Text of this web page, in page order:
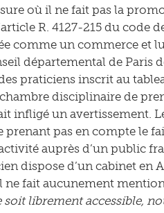
où il ne fait pas la
R. 4127-215 du code
comme un commerce et
départemental de Paris
praticiens inscrit au
disciplinaire de
infligé un avertissement.
pas en compte le
auprès d’un public
dispose d’un cabinet en
fait aucunement
soit librement accessible,